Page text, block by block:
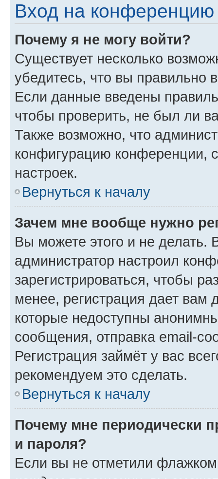
Вход на конференцию
Почему я не могу войти?
Существует несколько
убедитесь, что вы правильно
Если данные введены
чтобы проверить, не был ли
Также возможно, что
конфигурацию конференции,
настроек.
Вернуться к началу
Зачем мне вообще нужно
Вы можете этого и не делать.
администратор настроил
зарегистрироваться, чтобы
менее, регистрация дает вам
которые недоступны
сообщения, отправка email-
Регистрация займёт у вас
рекомендуем это сделать.
Вернуться к началу
Почему мне периодически
и пароля?
Если вы не отметили